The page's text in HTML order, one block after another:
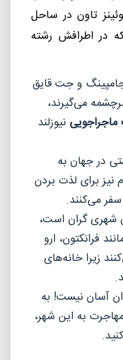
تاون در ساحل
در اطرافش رشته
و جت قایق‌
می‌گیرند،
نیوزلند
در جهان به
برای لذت بردن
می‌کنند.
شهری گران است،
فرانکتون، ارو
زیرا خانه‌های
.
آسان نیست! به
به این شهر،